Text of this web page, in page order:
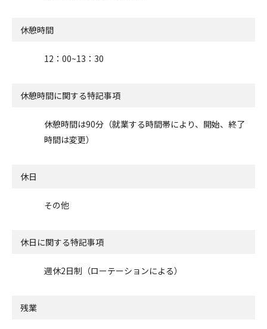
休憩時間
12：00~13：30
休憩時間に関する特記事項
休憩時間は90分（就業する時間帯により、開始、終了
時間は変更）
休日
その他
休日に関する特記事項
週休2日制（ローテーションによる）
残業